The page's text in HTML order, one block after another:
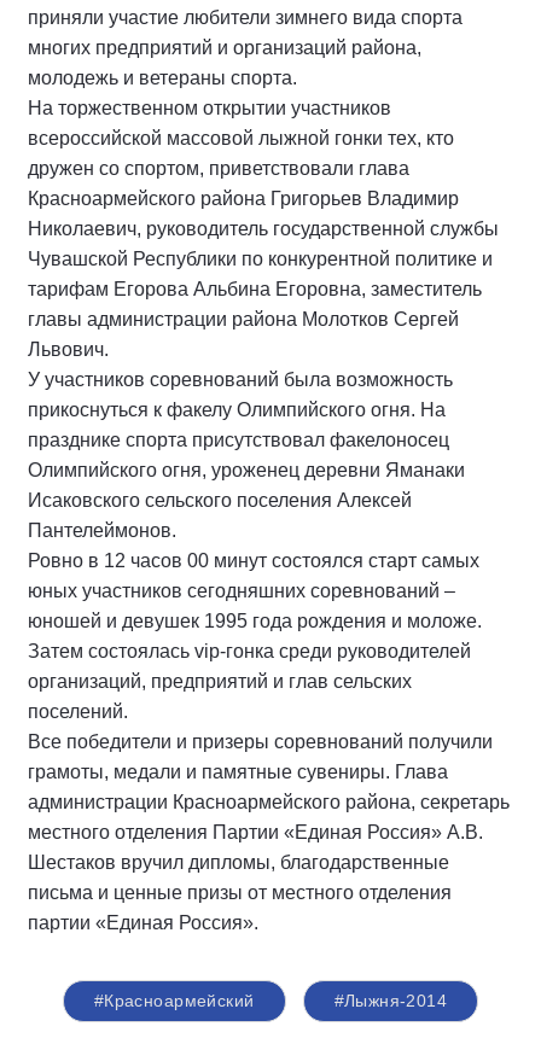
приняли участие любители зимнего вида спорта
многих предприятий и организаций района,
молодежь и ветераны спорта.
На торжественном открытии участников
всероссийской массовой лыжной гонки тех, кто
дружен со спортом, приветствовали глава
Красноармейского района Григорьев Владимир
Николаевич, руководитель государственной службы
Чувашской Республики по конкурентной политике и
тарифам Егорова Альбина Егоровна, заместитель
главы администрации района Молотков Сергей
Львович.
У участников соревнований была возможность
прикоснуться к факелу Олимпийского огня. На
празднике спорта присутствовал факелоносец
Олимпийского огня, уроженец деревни Яманаки
Исаковского сельского поселения Алексей
Пантелеймонов.
Ровно в 12 часов 00 минут состоялся старт самых
юных участников сегодняшних соревнований –
юношей и девушек 1995 года рождения и моложе.
Затем состоялась vip-гонка среди руководителей
организаций, предприятий и глав сельских
поселений.
Все победители и призеры соревнований получили
грамоты, медали и памятные сувениры. Глава
администрации Красноармейского района, секретарь
местного отделения Партии «Единая Россия» А.В.
Шестаков вручил дипломы, благодарственные
письма и ценные призы от местного отделения
партии «Единая Россия».
#Красноармейский #Лыжня-2014